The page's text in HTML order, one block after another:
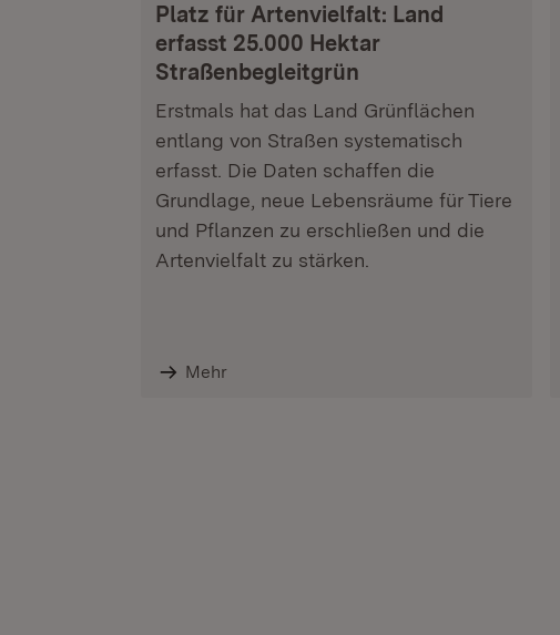
Platz für Artenvielfalt: Land
erfasst 25.000 Hektar
Straßenbegleitgrün
Erstmals hat das Land Grünflächen
entlang von Straßen systematisch
erfasst. Die Daten schaffen die
Grundlage, neue Lebensräume für Tiere
und Pflanzen zu erschließen und die
Artenvielfalt zu stärken.
Mehr